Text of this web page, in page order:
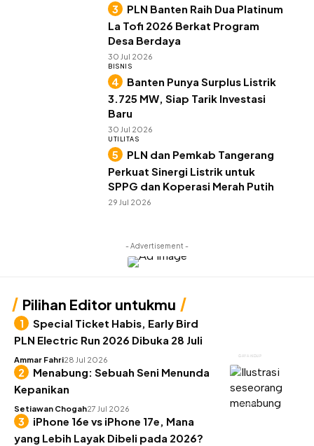
PLN Banten Raih Dua Platinum
La Tofi 2026 Berkat Program
Desa Berdaya
30 Jul 2026
BISNIS
Banten Punya Surplus Listrik
3.725 MW, Siap Tarik Investasi
Baru
30 Jul 2026
UTILITAS
PLN dan Pemkab Tangerang
Perkuat Sinergi Listrik untuk
SPPG dan Koperasi Merah Putih
29 Jul 2026
- Advertisement -
Pilihan Editor untukmu
GAYA HIDUP
Special Ticket Habis, Early Bird
PLN Electric Run 2026 Dibuka 28 Juli
Ammar Fahri28 Jul 2026
KEUANGAN
Menabung: Sebuah Seni Menunda
Kepanikan
Setiawan Chogah27 Jul 2026
iPhone 16e vs iPhone 17e, Mana
yang Lebih Layak Dibeli pada 2026?